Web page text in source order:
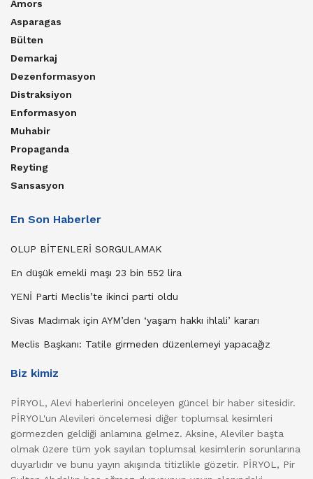
Amors
Asparagas
Bülten
Demarkaj
Dezenformasyon
Distraksiyon
Enformasyon
Muhabir
Propaganda
Reyting
Sansasyon
En Son Haberler
OLUP BİTENLERİ SORGULAMAK
En düşük emekli maşı 23 bin 552 lira
YENİ Parti Meclis’te ikinci parti oldu
Sivas Madımak için AYM’den ‘yaşam hakkı ihlali’ kararı
Meclis Başkanı: Tatile girmeden düzenlemeyi yapacağız
Biz kimiz
PİRYOL, Alevi haberlerini önceleyen güncel bir haber sitesidir.
PİRYOL'un Alevileri öncelemesi diğer toplumsal kesimleri
görmezden geldiği anlamına gelmez. Aksine, Aleviler başta
olmak üzere tüm yok sayılan toplumsal kesimlerin sorunlarına
duyarlıdır ve bunu yayın akışında titizlikle gözetir. PİRYOL, Pir